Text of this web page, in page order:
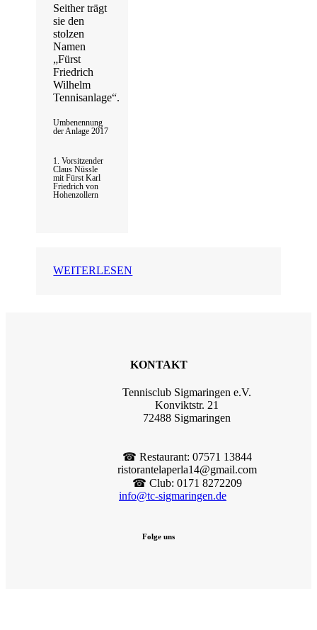
Seither trägt
sie den
stolzen
Namen
„Fürst
Friedrich
Wilhelm
Tennisanlage“.
Umbenennung
der Anlage 2017
1. Vorsitzender
Claus Nüssle
mit Fürst Karl
Friedrich von
Hohenzollern
WEITERLESEN
KONTAKT
Tennisclub Sigmaringen e.V.
Konviktstr. 21
72488 Sigmaringen
☎︎ Restaurant: 07571 13844
ristorantelaperla14@gmail.com
☎︎ Club: 0171 8272209
info@tc-sigmaringen.de
Folge uns